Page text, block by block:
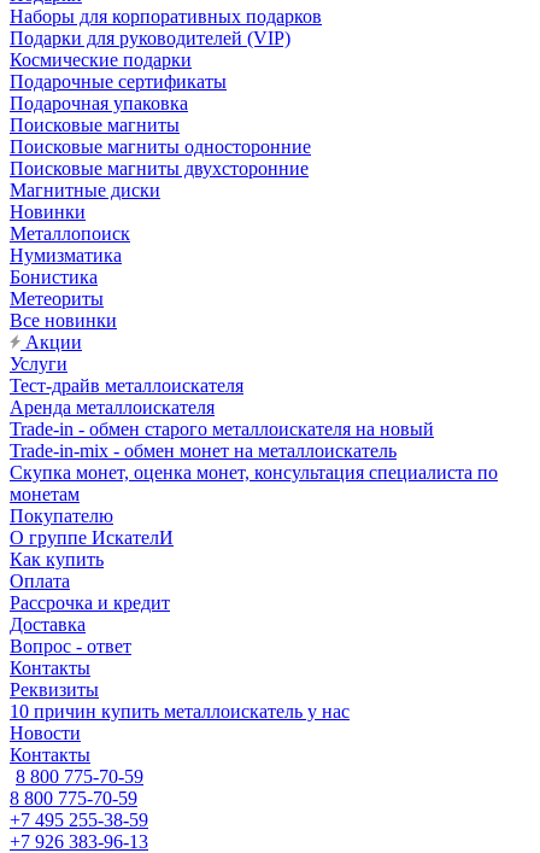
Наборы для корпоративных подарков
Подарки для руководителей (VIP)
Космические подарки
Подарочные сертификаты
Подарочная упаковка
Поисковые магниты
Поисковые магниты односторонние
Поисковые магниты двухсторонние
Магнитные диски
Новинки
Металлопоиск
Нумизматика
Бонистика
Метеориты
Все новинки
Акции
Услуги
Тест-драйв металлоискателя
Аренда металлоискателя
Trade-in - обмен старого металлоискателя на новый
Trade-in-mix - обмен монет на металлоискатель
Скупка монет, оценка монет, консультация специалиста по
монетам
Покупателю
О группе ИскателИ
Как купить
Оплата
Рассрочка и кредит
Доставка
Вопрос - ответ
Контакты
Реквизиты
10 причин купить металлоискатель у нас
Новости
Контакты
8 800 775-70-59
8 800 775-70-59
+7 495 255-38-59
+7 926 383-96-13